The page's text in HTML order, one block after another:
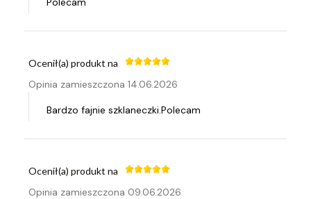
Ocenił(a) produkt na
Opinia zamieszczona 14.06.2026
Bardzo fajnie szklaneczki.Polecam
Ocenił(a) produkt na
Opinia zamieszczona 09.06.2026